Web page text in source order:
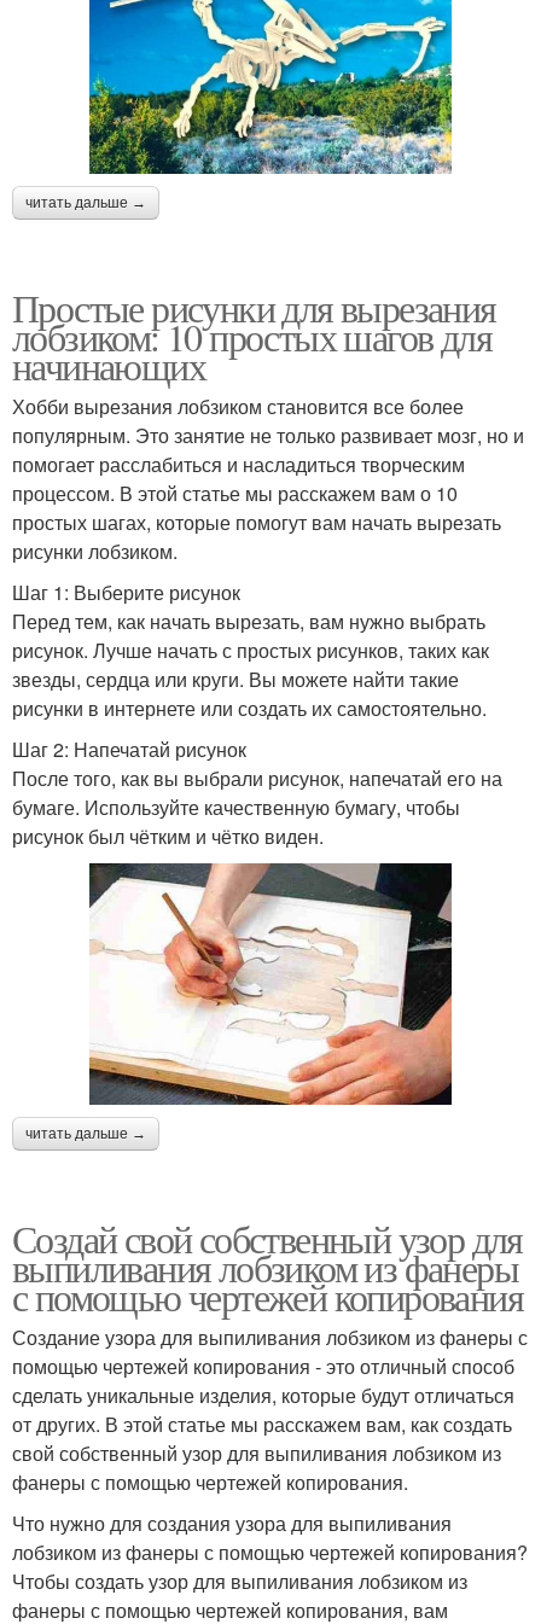
читать дальше →
Простые рисунки для вырезания
лобзиком: 10 простых шагов для
начинающих
Хобби вырезания лобзиком становится все более
популярным. Это занятие не только развивает мозг, но и
помогает расслабиться и насладиться творческим
процессом. В этой статье мы расскажем вам о 10
простых шагах, которые помогут вам начать вырезать
рисунки лобзиком.
Шаг 1: Выберите рисунок
Перед тем, как начать вырезать, вам нужно выбрать
рисунок. Лучше начать с простых рисунков, таких как
звезды, сердца или круги. Вы можете найти такие
рисунки в интернете или создать их самостоятельно.
Шаг 2: Напечатай рисунок
После того, как вы выбрали рисунок, напечатай его на
бумаге. Используйте качественную бумагу, чтобы
рисунок был чётким и чётко виден.
читать дальше →
Создай свой собственный узор для
выпиливания лобзиком из фанеры
с помощью чертежей копирования
Создание узора для выпиливания лобзиком из фанеры с
помощью чертежей копирования - это отличный способ
сделать уникальные изделия, которые будут отличаться
от других. В этой статье мы расскажем вам, как создать
свой собственный узор для выпиливания лобзиком из
фанеры с помощью чертежей копирования.
Что нужно для создания узора для выпиливания
лобзиком из фанеры с помощью чертежей копирования?
Чтобы создать узор для выпиливания лобзиком из
фанеры с помощью чертежей копирования, вам